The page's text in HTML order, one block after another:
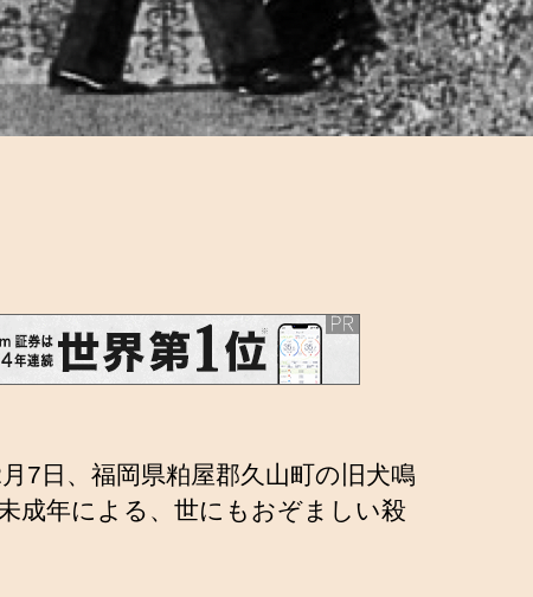
7日、福岡県粕屋郡久山町の旧犬鳴
成年による、世にもおぞましい殺